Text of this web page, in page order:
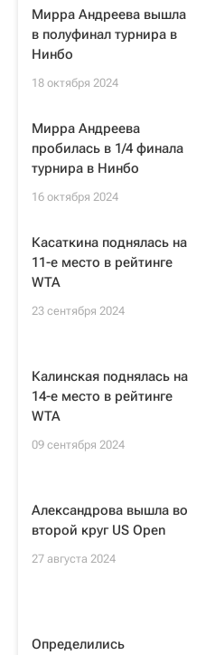
Мирра Андреева вышла
в полуфинал турнира в
Нинбо
18 октября 2024
Мирра Андреева
пробилась в 1/4 финала
турнира в Нинбо
16 октября 2024
Касаткина поднялась на
11-е место в рейтинге
WTA
23 сентября 2024
Калинская поднялась на
14-е место в рейтинге
WTA
09 сентября 2024
Александрова вышла во
второй круг US Open
27 августа 2024
Определились